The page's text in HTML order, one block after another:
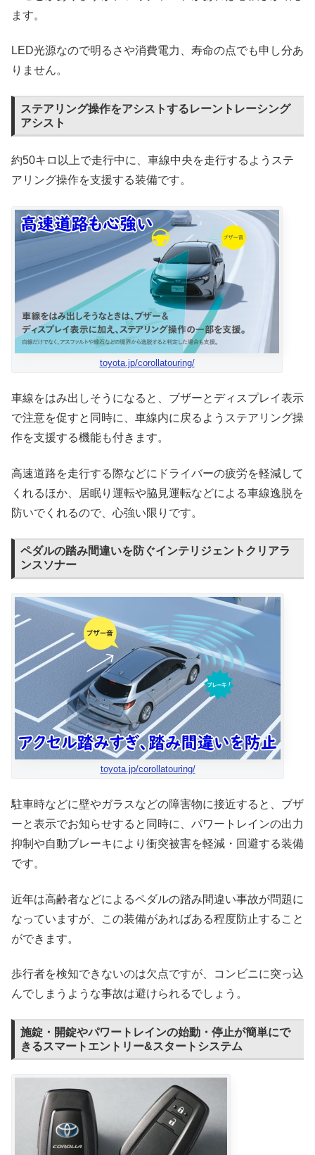
ます。
LED光源なので明るさや消費電力、寿命の点でも申し分あ
りません。
ステアリング操作をアシストするレーントレーシング
アシスト
約50キロ以上で走行中に、車線中央を走行するようステ
アリング操作を支援する装備です。
toyota.jp/corollatouring/
車線をはみ出しそうになると、ブザーとディスプレイ表示
で注意を促すと同時に、車線内に戻るようステアリング操
作を支援する機能も付きます。
高速道路を走行する際などにドライバーの疲労を軽減して
くれるほか、居眠り運転や脇見運転などによる車線逸脱を
防いでくれるので、心強い限りです。
ペダルの踏み間違いを防ぐインテリジェントクリアラ
ンスソナー
toyota.jp/corollatouring/
駐車時などに壁やガラスなどの障害物に接近すると、ブザ
ーと表示でお知らせすると同時に、パワートレインの出力
抑制や自動ブレーキにより衝突被害を軽減・回避する装備
です。
近年は高齢者などによるペダルの踏み間違い事故が問題に
なっていますが、この装備があればある程度防止すること
ができます。
歩行者を検知できないのは欠点ですが、コンビニに突っ込
んでしまうような事故は避けられるでしょう。
施錠・開錠やパワートレインの始動・停止が簡単にで
きるスマートエントリー&スタートシステム